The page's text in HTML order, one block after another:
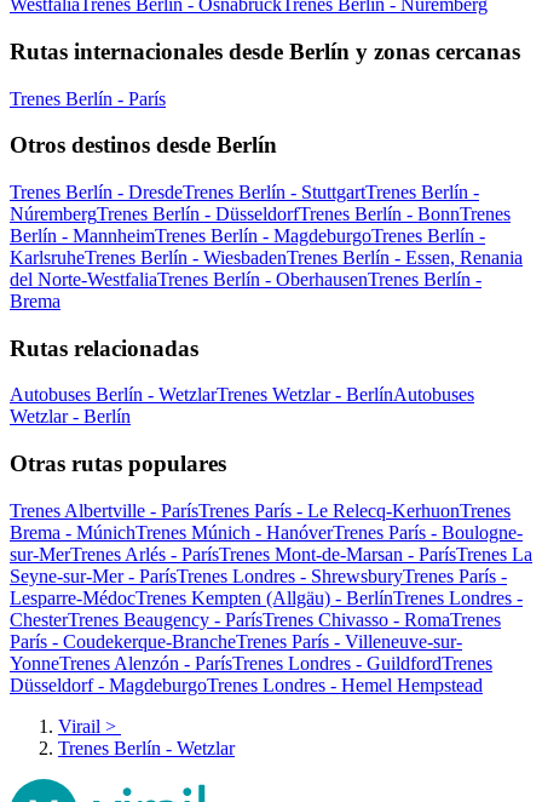
WestfaliaTrenes Berlín - OsnabrückTrenes Berlín - Núremberg
Rutas internacionales desde Berlín y zonas cercanas
Trenes Berlín - París
Otros destinos desde Berlín
Trenes Berlín - DresdeTrenes Berlín - StuttgartTrenes Berlín -
NúrembergTrenes Berlín - DüsseldorfTrenes Berlín - BonnTrenes
Berlín - MannheimTrenes Berlín - MagdeburgoTrenes Berlín -
KarlsruheTrenes Berlín - WiesbadenTrenes Berlín - Essen, Renania
del Norte-WestfaliaTrenes Berlín - OberhausenTrenes Berlín -
Brema
Rutas relacionadas
Autobuses Berlín - WetzlarTrenes Wetzlar - BerlínAutobuses
Wetzlar - Berlín
Otras rutas populares
Trenes Albertville - ParísTrenes París - Le Relecq-KerhuonTrenes
Brema - MúnichTrenes Múnich - HanóverTrenes París - Boulogne-
sur-MerTrenes Arlés - ParísTrenes Mont-de-Marsan - ParísTrenes La
Seyne-sur-Mer - ParísTrenes Londres - ShrewsburyTrenes París -
Lesparre-MédocTrenes Kempten (Allgäu) - BerlínTrenes Londres -
ChesterTrenes Beaugency - ParísTrenes Chivasso - RomaTrenes
París - Coudekerque-BrancheTrenes París - Villeneuve-sur-
YonneTrenes Alenzón - ParísTrenes Londres - GuildfordTrenes
Düsseldorf - MagdeburgoTrenes Londres - Hemel Hempstead
Virail >
Trenes Berlín - Wetzlar